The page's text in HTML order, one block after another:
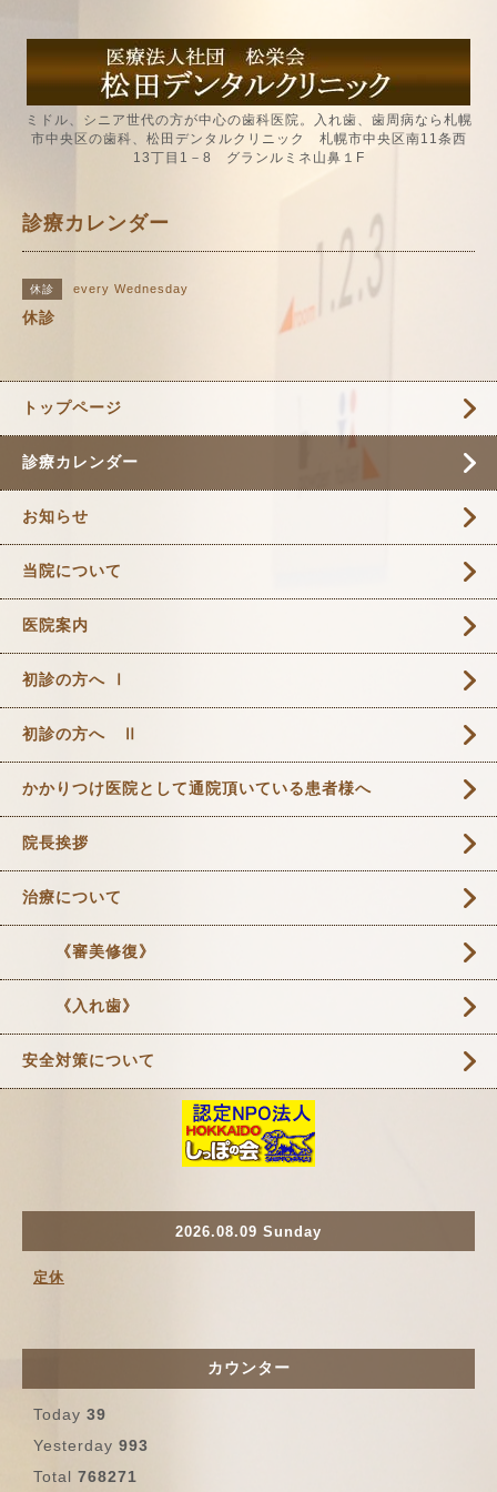
ミドル、シニア世代の方が中心の歯科医院。入れ歯、歯周病なら札幌
市中央区の歯科、松田デンタルクリニック 札幌市中央区南11条西
13丁目1－8 グランルミネ山鼻１F
診療カレンダー
休診 every Wednesday
休診
トップページ
診療カレンダー
お知らせ
当院について
医院案内
初診の方へ Ⅰ
初診の方へ Ⅱ
かかりつけ医院として通院頂いている患者様へ
院長挨拶
治療について
《審美修復》
《入れ歯》
安全対策について
2026.08.09 Sunday
定休
カウンター
Today 39
Yesterday 993
Total 768271